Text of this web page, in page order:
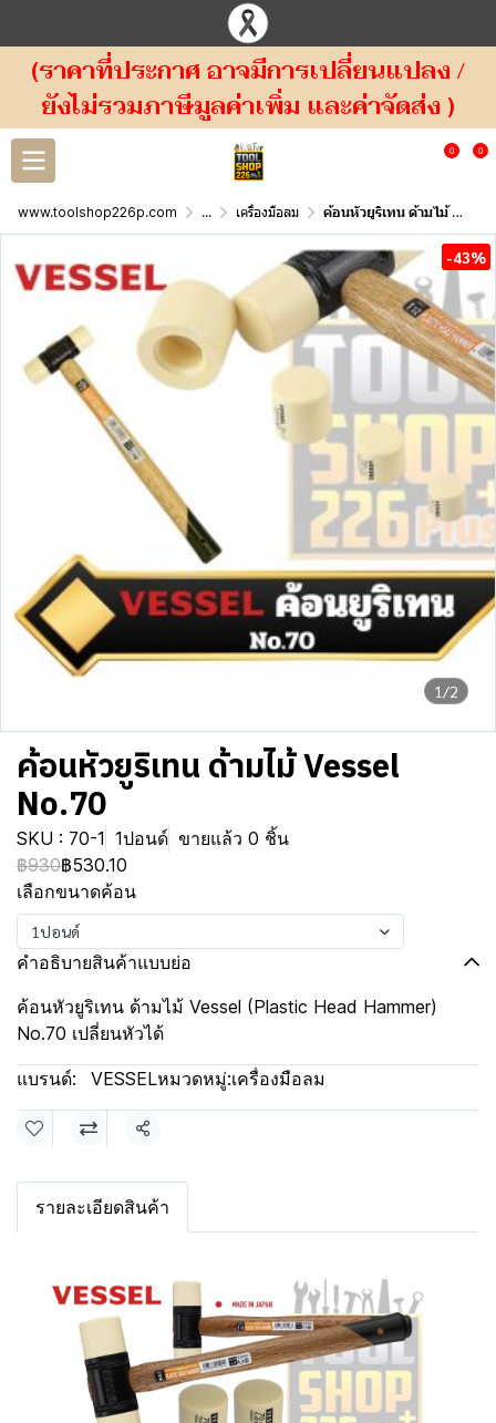
(ราคาที่ประกาศ อาจมีการเปลี่ยนแปลง /
ยังไม่รวมภาษีมูลค่าเพิ่ม และค่าจัดส่ง )
0 0
www.toolshop226p.com ... เครื่องมือลม ค้อนหัวยูริเทน ด้ามไม้ Vessel No.70
1/2
-43%
ค้อนหัวยูริเทน ด้ามไม้ Vessel
No.70
SKU : 70-1 1ปอนด์ ขายแล้ว 0 ชิ้น
฿930฿530.10
เลือกขนาดค้อน
1ปอนด์
คำอธิบายสินค้าแบบย่อ
ค้อนหัวยูริเทน ด้ามไม้ Vessel (Plastic Head Hammer)
No.70 เปลี่ยนหัวได้
แบรนด์: VESSELหมวดหมู่:เครื่องมือลม
แชร์
รายละเอียดสินค้า